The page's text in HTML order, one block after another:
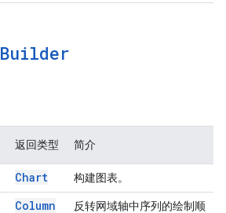
Builder
返回类型 简介
Chart 构建图表。
Column 反转网域轴中序列的绘制顺